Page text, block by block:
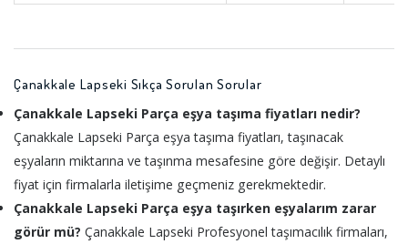
Çanakkale Lapseki Sıkça Sorulan Sorular
Çanakkale Lapseki Parça eşya taşıma fiyatları nedir?
Çanakkale Lapseki Parça eşya taşıma fiyatları, taşınacak
eşyaların miktarına ve taşınma mesafesine göre değişir. Detaylı
fiyat için firmalarla iletişime geçmeniz gerekmektedir.
Çanakkale Lapseki Parça eşya taşırken eşyalarım zarar
görür mü? Çanakkale Lapseki Profesyonel taşımacılık firmaları,